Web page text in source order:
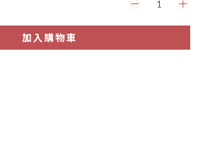
加入購物車